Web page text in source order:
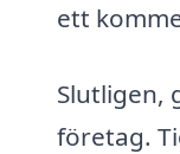
ett
Slutligen,
företag.